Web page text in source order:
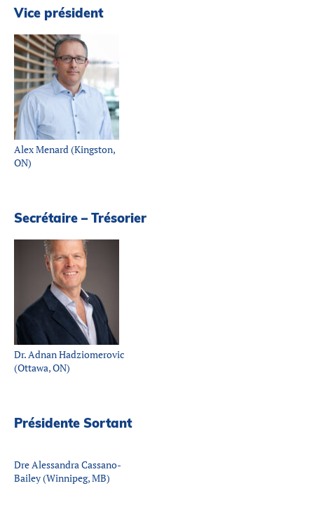
Vice président
Alex Menard (Kingston,
ON)
Secrétaire – Trésorier
Dr. Adnan Hadziomerovic
(Ottawa, ON)
Présidente Sortant
Dre Alessandra Cassano-
Bailey (Winnipeg, MB)